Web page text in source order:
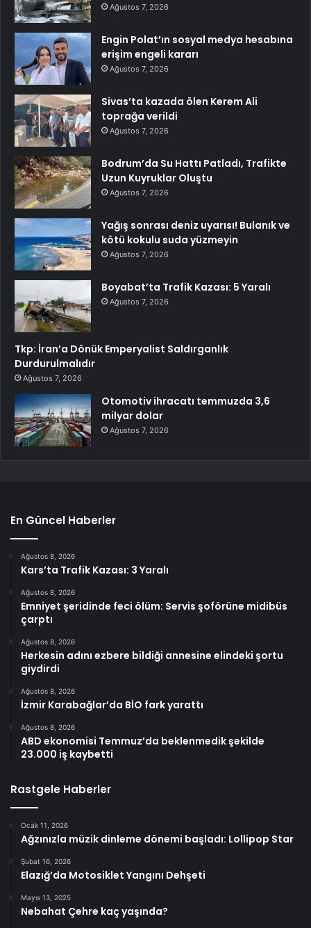
Ağustos 7, 2026
Engin Polat’ın sosyal medya hesabına
erişim engeli kararı
Ağustos 7, 2026
Sivas’ta kazada ölen Kerem Ali
toprağa verildi
Ağustos 7, 2026
Bodrum’da Su Hattı Patladı, Trafikte
Uzun Kuyruklar Oluştu
Ağustos 7, 2026
Yağış sonrası deniz uyarısı! Bulanık ve
kötü kokulu suda yüzmeyin
Ağustos 7, 2026
Boyabat’ta Trafik Kazası: 5 Yaralı
Ağustos 7, 2026
Tkp: İran’a Dönük Emperyalist Saldırganlık
Durdurulmalıdır
Ağustos 7, 2026
Otomotiv ihracatı temmuzda 3,6
milyar dolar
Ağustos 7, 2026
En Güncel Haberler
Ağustos 8, 2026
Kars’ta Trafik Kazası: 3 Yaralı
Ağustos 8, 2026
Emniyet şeridinde feci ölüm: Servis şoförüne midibüs
çarptı
Ağustos 8, 2026
Herkesin adını ezbere bildiği annesine elindeki şortu
giydirdi
Ağustos 8, 2026
İzmir Karabağlar’da BİO fark yarattı
Ağustos 8, 2026
ABD ekonomisi Temmuz’da beklenmedik şekilde
23.000 iş kaybetti
Rastgele Haberler
Ocak 11, 2026
Ağzınızla müzik dinleme dönemi başladı: Lollipop Star
Şubat 16, 2026
Elazığ’da Motosiklet Yangını Dehşeti
Mayıs 13, 2025
Nebahat Çehre kaç yaşında?